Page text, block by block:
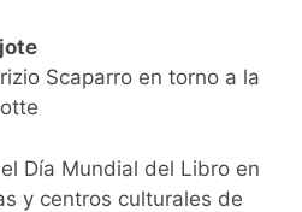
Scaparro en torno a la
Día Mundial del Libro en
y centros culturales de